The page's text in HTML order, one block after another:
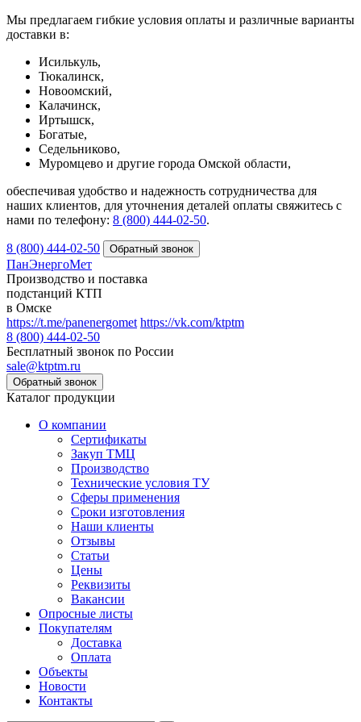
Мы предлагаем гибкие условия оплаты и различные варианты
доставки в:
Исилькуль,
Тюкалинск,
Новоомский,
Калачинск,
Иртышск,
Богатые,
Седельниково,
Муромцево и другие города Омской области,
обеспечивая удобство и надежность сотрудничества для
наших клиентов, для уточнения деталей оплаты свяжитесь с
нами по телефону: 8 (800) 444-02-50.
8 (800) 444-02-50
ПанЭнергоМет
Производство и поставка
подстанций КТП
в Омске
https://t.me/panenergomet https://vk.com/ktptm
8 (800) 444-02-50
Бесплатный звонок по России
sale@ktptm.ru
Каталог продукции
О компании
Сертификаты
Закуп ТМЦ
Производство
Технические условия ТУ
Сферы применения
Сроки изготовления
Наши клиенты
Отзывы
Статьи
Цены
Реквизиты
Вакансии
Опросные листы
Покупателям
Доставка
Оплата
Объекты
Новости
Контакты